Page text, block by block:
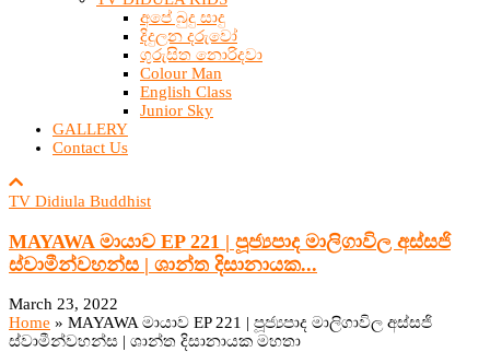
අපේ බුදු සාදු
දිදුලන දරුවෝ
ගුරුසිත නොරිදවා
Colour Man
English Class
Junior Sky
GALLERY
Contact Us
TV Didiula Buddhist
MAYAWA මායාව EP 221 | පූජ්‍යපාද මාලිගාවිල අස්සජි
ස්වාමීන්වහන්ස | ශාන්ත දිසානායක...
March 23, 2022
Home » MAYAWA මායාව EP 221 | පූජ්‍යපාද මාලිගාවිල අස්සජි
ස්වාමීන්වහන්ස | ශාන්ත දිසානායක මහතා